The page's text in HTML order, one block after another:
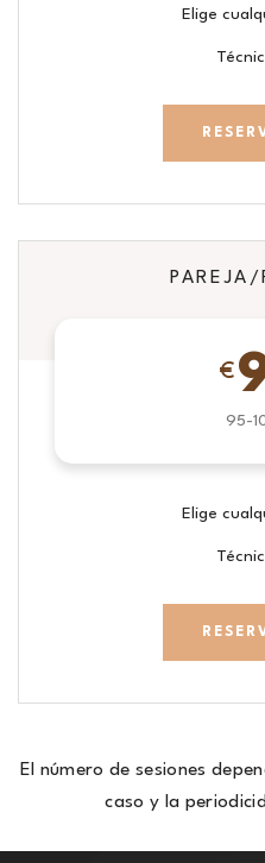
Elige
€
95-
Elige
El número de sesiones
caso y la